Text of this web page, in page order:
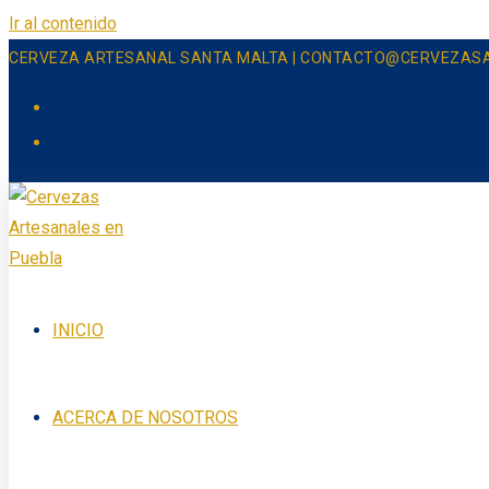
Ir al contenido
CERVEZA ARTESANAL SANTA MALTA |
INICIO
ACERCA DE NOSOTROS